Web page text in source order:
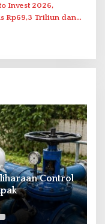
Invest 2026,
Rp69,3 Triliun dan
Control